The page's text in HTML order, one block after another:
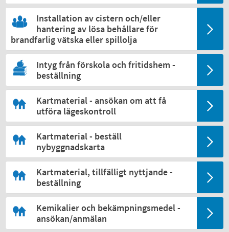
Installation av cistern och/eller
hantering av lösa behållare för
brandfarlig vätska eller spillolja
Intyg från förskola och fritidshem -
beställning
Kartmaterial - ansökan om att få
utföra lägeskontroll
Kartmaterial - beställ
nybyggnadskarta
Kartmaterial, tillfälligt nyttjande -
beställning
Kemikalier och bekämpningsmedel -
ansökan/anmälan